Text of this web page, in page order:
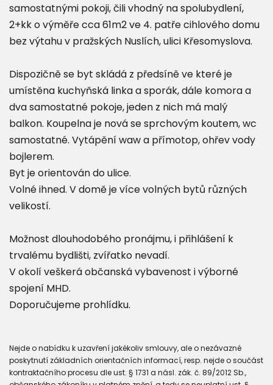
samostatnými pokoji, čili vhodný na spolubydlení,
2+kk o výměře cca 61m2 ve 4. patře cihlového domu
bez výtahu v pražských Nuslích, ulici Křesomyslova.
Dispozičně se byt skládá z předsíně ve které je
umístěna kuchyňská linka a sporák, dále komora a
dva samostatné pokoje, jeden z nich má malý
balkon. Koupelna je nová se sprchovým koutem, wc
samostatné. Vytápění waw a přímotop, ohřev vody
bojlerem.
Byt je orientován do ulice.
Volné ihned. V domě je více volných bytů různých
velikostí.
Možnost dlouhodobého pronájmu, i přihlášení k
trvalému bydlišti, zvířatko nevadí.
V okolí veškerá občanská vybavenost i výborné
spojení MHD.
Doporučujeme prohlídku.
Nejde o nabídku k uzavření jakékoliv smlouvy, ale o nezávazné
poskytnutí základních orientačních informací, resp. nejde o součást
kontraktačního procesu dle ust. § 1731 a násl. zák. č. 89/2012 Sb.,